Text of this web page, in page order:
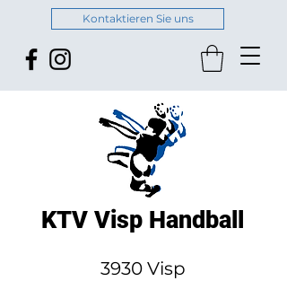
Kontaktieren Sie uns
KTV Visp Handball
3930 Visp